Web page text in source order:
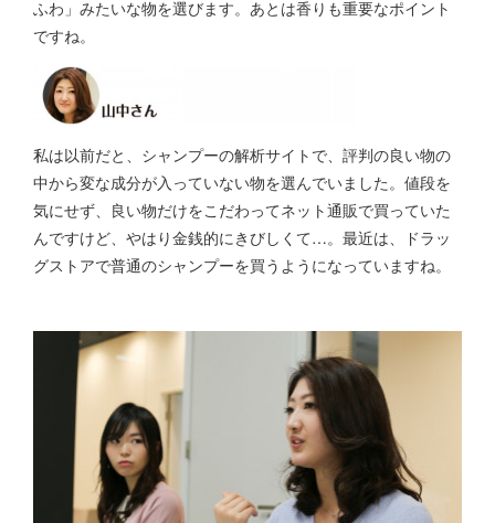
ふわ」みたいな物を選びます。あとは香りも重要なポイント
ですね。
私は以前だと、シャンプーの解析サイトで、評判の良い物の
中から変な成分が入っていない物を選んでいました。値段を
気にせず、良い物だけをこだわってネット通販で買っていた
んですけど、やはり金銭的にきびしくて…。最近は、ドラッ
グストアで普通のシャンプーを買うようになっていますね。